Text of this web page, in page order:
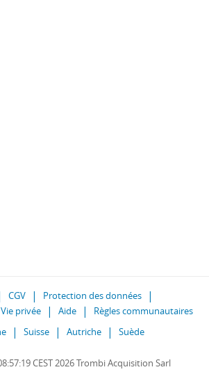
CGV
Protection des données
Vie privée Aide
Règles communautaires
Suisse Autriche Suède
CEST 2026 Trombi Acquisition Sarl